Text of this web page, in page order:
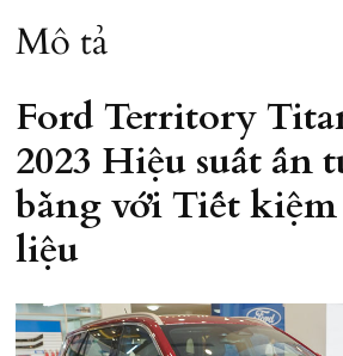
Mô tả
Ford Territory
2023 Hiệu suất ấn
bằng với Tiết
liệu